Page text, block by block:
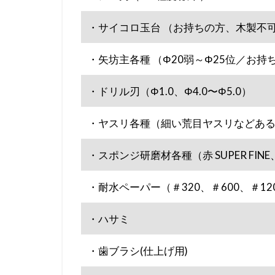
・サイコロ玉台 （お持ちの方、木製不
・矢坊主各種 （Φ20弱～Φ25位／お持
・ドリル刃（Φ1.0、Φ4.0〜Φ5.0）
・ヤスリ各種（細い荒目ヤスリなどあ
・スポンジ研磨材各種（赤 SUPER
・耐水ペーパー（＃320、＃600、＃
・ハサミ
・歯ブラシ(仕上げ用)